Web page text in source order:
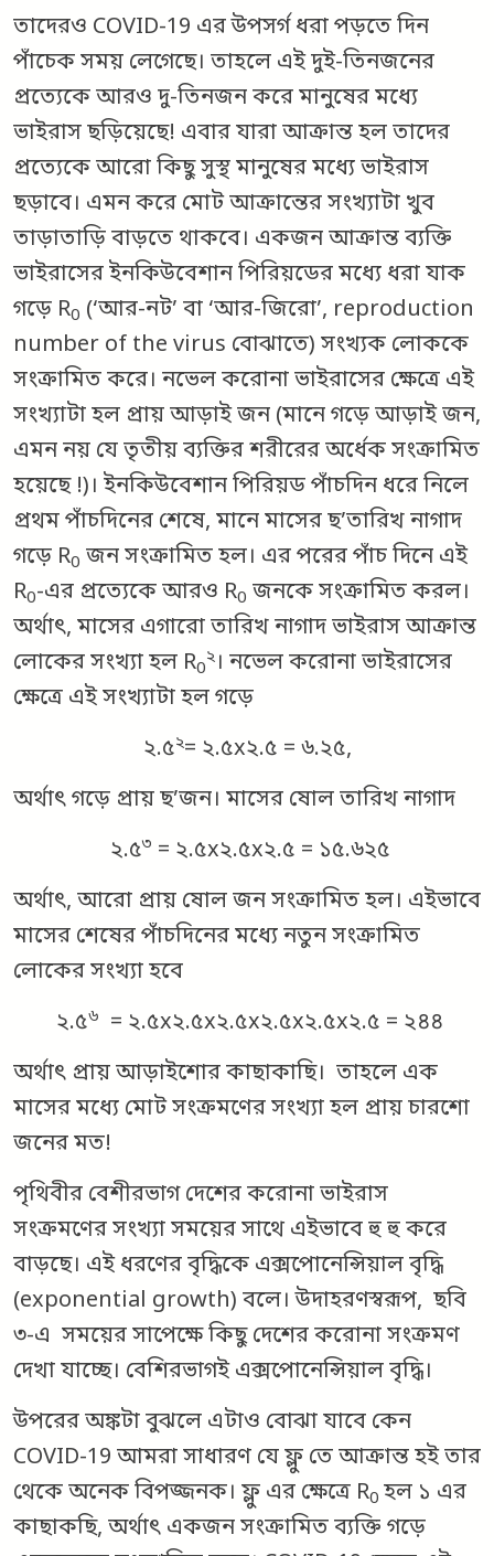
তাদেরও COVID-19 এর উপসর্গ ধরা পড়তে দিন
পাঁচেক সময় লেগেছে। তাহলে এই দুই-তিনজনের
প্রত্যেকে আরও দু-তিনজন করে মানুষের মধ্যে
ভাইরাস ছড়িয়েছে! এবার যারা আক্রান্ত হল তাদের
প্রত্যেকে আরো কিছু সুস্থ মানুষের মধ্যে ভাইরাস
ছড়াবে। এমন করে মোট আক্রান্তের সংখ্যাটা খুব
তাড়াতাড়ি বাড়তে থাকবে। একজন আক্রান্ত ব্যক্তি
ভাইরাসের ইনকিউবেশান পিরিয়ডের মধ্যে ধরা যাক
গড়ে R0 (‘আর-নট’ বা ‘আর-জিরো’, reproduction
number of the virus বোঝাতে) সংখ্যক লোককে
সংক্রামিত করে। নভেল করোনা ভাইরাসের ক্ষেত্রে এই
সংখ্যাটা হল প্রায় আড়াই জন (মানে গড়ে আড়াই জন,
এমন নয় যে তৃতীয় ব্যক্তির শরীরের অর্ধেক সংক্রামিত
হয়েছে !)। ইনকিউবেশান পিরিয়ড পাঁচদিন ধরে নিলে
প্রথম পাঁচদিনের শেষে, মানে মাসের ছ’তারিখ নাগাদ
গড়ে R0 জন সংক্রামিত হল। এর পরের পাঁচ দিনে এই
R0-এর প্রত্যেকে আরও R0 জনকে সংক্রামিত করল।
অর্থাৎ, মাসের এগারো তারিখ নাগাদ ভাইরাস আক্রান্ত
লোকের সংখ্যা হল R0
২ । নভেল করোনা ভাইরাসের
ক্ষেত্রে এই সংখ্যাটা হল গড়ে
২.৫২= ২.৫x২.৫ = ৬.২৫,
অর্থাৎ গড়ে প্রায় ছ’জন। মাসের ষোল তারিখ নাগাদ
২.৫৩ = ২.৫x২.৫x২.৫ = ১৫.৬২৫
অর্থাৎ, আরো প্রায় ষোল জন সংক্রামিত হল। এইভাবে
মাসের শেষের পাঁচদিনের মধ্যে নতুন সংক্রামিত
লোকের সংখ্যা হবে
২.৫৬ = ২.৫x২.৫x২.৫x২.৫x২.৫x২.৫ = ২৪৪
অর্থাৎ প্রায় আড়াইশোর কাছাকাছি। তাহলে এক
মাসের মধ্যে মোট সংক্রমণের সংখ্যা হল প্রায় চারশো
জনের মত!
পৃথিবীর বেশীরভাগ দেশের করোনা ভাইরাস
সংক্রমণের সংখ্যা সময়ের সাথে এইভাবে হু হু করে
বাড়ছে। এই ধরণের বৃদ্ধিকে এক্সপোনেন্সিয়াল বৃদ্ধি
(exponential growth) বলে। উদাহরণস্বরূপ, ছবি
৩-এ সময়ের সাপেক্ষে কিছু দেশের করোনা সংক্রমণ
দেখা যাচ্ছে। বেশিরভাগই এক্সপোনেন্সিয়াল বৃদ্ধি।
উপরের অঙ্কটা বুঝলে এটাও বোঝা যাবে কেন
COVID-19 আমরা সাধারণ যে ফ্লু তে আক্রান্ত হই তার
থেকে অনেক বিপজ্জনক। ফ্লু এর ক্ষেত্রে R0 হল ১ এর
কাছাকছি, অর্থাৎ একজন সংক্রামিত ব্যক্তি গড়ে